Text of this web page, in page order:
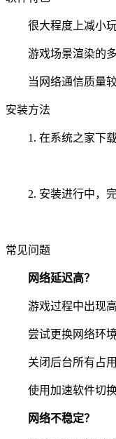
很大程度上减小玩
游戏场景渲染的多
当网络通信质量较
安装方法
1. 在系统之家下载
2. 安装进行中，完
常见问题
网络延迟高？
游戏过程中出现高
尝试更换网络环境
关闭后台所有占用
使用加速软件切换
网络不稳定？